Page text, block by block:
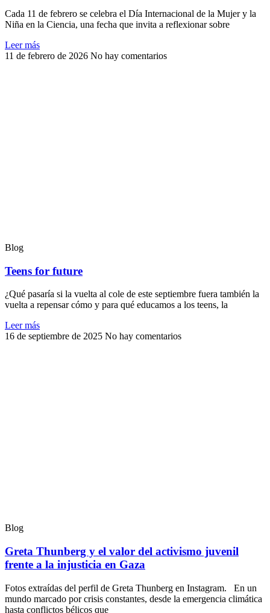
Cada 11 de febrero se celebra el Día Internacional de la Mujer y la
Niña en la Ciencia, una fecha que invita a reflexionar sobre
Leer más
11 de febrero de 2026 No hay comentarios
Blog
Teens for future
¿Qué pasaría si la vuelta al cole de este septiembre fuera también la
vuelta a repensar cómo y para qué educamos a los teens, la
Leer más
16 de septiembre de 2025 No hay comentarios
Blog
Greta Thunberg y el valor del activismo juvenil
frente a la injusticia en Gaza
Fotos extraídas del perfil de Greta Thunberg en Instagram. En un
mundo marcado por crisis constantes, desde la emergencia climática
hasta conflictos bélicos que